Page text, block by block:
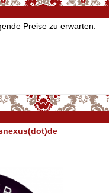
Preise zu erwarten: